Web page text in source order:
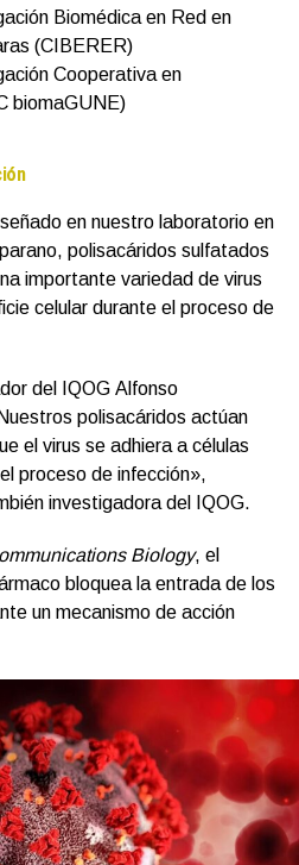
Biomédica en Red en
(CIBERER)
Cooperativa en
biomaGUNE)
en nuestro laboratorio en
polisacáridos sulfatados
importante variedad de virus
celular durante el proceso de
del IQOG Alfonso
polisacáridos actúan
el virus se adhiera a células
proceso de infección»,
investigadora del IQOG.
Biology, el
bloquea la entrada de los
un mecanismo de acción